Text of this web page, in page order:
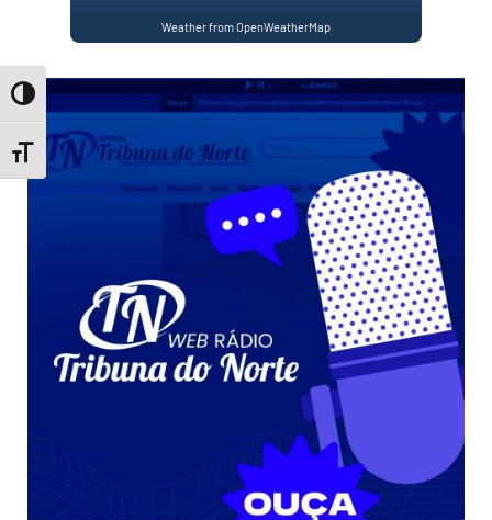
Toggle High Contrast
Toggle Font size
Weather from OpenWeatherMap